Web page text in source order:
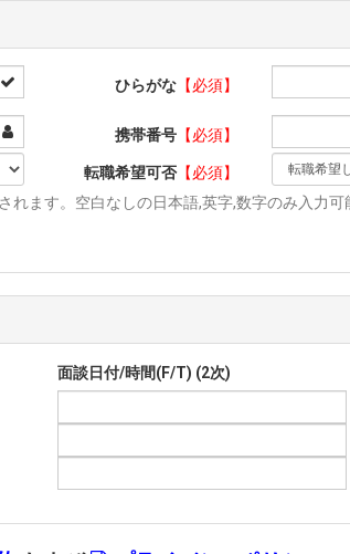
ひらがな 【必須】
携帯番号 【必須】
転職希望可否【必須】
れます。空白なしの日本語,英字,数字のみ入力
面談日付/時間(F/T) (2次)